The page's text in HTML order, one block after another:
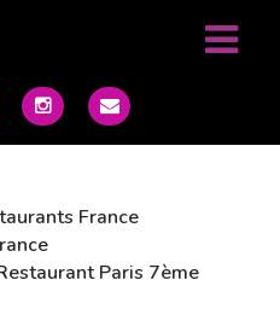
France
Paris 7ème